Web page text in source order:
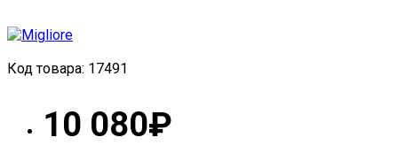
Код товара: 17491
10 080₽